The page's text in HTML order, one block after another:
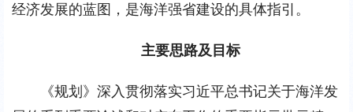
经济发展的蓝图，是海洋强省建设的具体指引。
主要思路及目标
《规划》深入贯彻落实习近平总书记关于海洋发